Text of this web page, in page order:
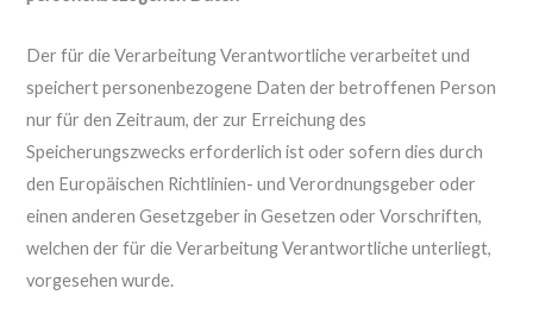
Der für die Verarbeitung Verantwortliche verarbeitet und
speichert personenbezogene Daten der betroffenen Person
nur für den Zeitraum, der zur Erreichung des
Speicherungszwecks erforderlich ist oder sofern dies durch
den Europäischen Richtlinien- und Verordnungsgeber oder
einen anderen Gesetzgeber in Gesetzen oder Vorschriften,
welchen der für die Verarbeitung Verantwortliche unterliegt,
vorgesehen wurde.